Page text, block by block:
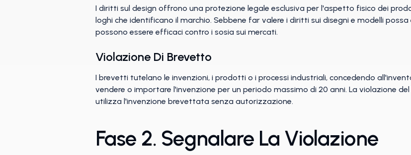
I diritti sul design offrono una protezione legale esclusiva per l'aspetto fisico dei
loghi che identificano il marchio. Sebbene far valere i diritti sui disegni e modelli
possono essere efficaci contro i sosia sui mercati.
Violazione Di Brevetto
I brevetti tutelano le invenzioni, i prodotti o i processi industriali, concedendo
vendere o importare l'invenzione per un periodo massimo di 20 anni. La violazione
utilizza l'invenzione brevettata senza autorizzazione.
Fase 2. Segnalare La Violazione